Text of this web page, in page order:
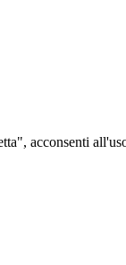
acconsenti